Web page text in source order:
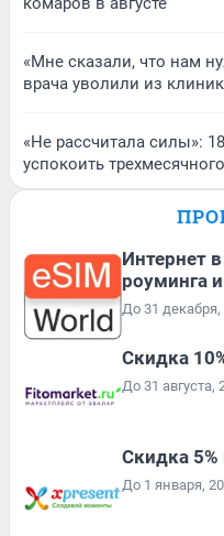
«Мне сказали, что нам
врача уволили из
«Не рассчитала силы»:
успокоить
Интернет
роуминга
До 31 декабря,
Скидка
До 31 августа,
Скидка
До 1 января,